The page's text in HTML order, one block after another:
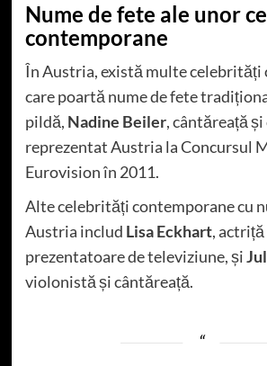
Nume de fete ale unor
contemporane
În Austria, există multe celebrități
care poartă nume de fete
pildă, Nadine Beiler, cântăreață
reprezentat Austria la Concursul
Eurovision în 2011.
Alte celebrități contemporane cu
Austria includ Lisa Eckhart, actriță
prezentatoare de televiziune, și
violonistă și cântăreață.